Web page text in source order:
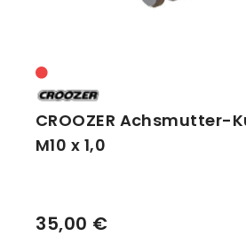
CROOZER Achsmutter-
M10 x 1,0
35,00 €